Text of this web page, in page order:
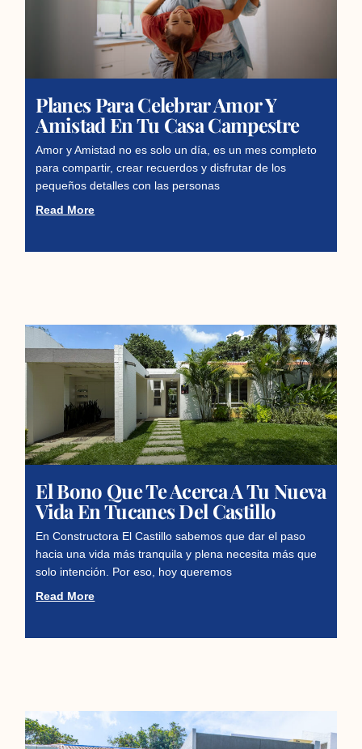
Planes Para Celebrar Amor Y
Amistad En Tu Casa Campestre
Amor y Amistad no es solo un día, es un mes completo
para compartir, crear recuerdos y disfrutar de los
pequeños detalles con las personas
Read More
El Bono Que Te Acerca A Tu Nueva
Vida En Tucanes Del Castillo
En Constructora El Castillo sabemos que dar el paso
hacia una vida más tranquila y plena necesita más que
solo intención. Por eso, hoy queremos
Read More